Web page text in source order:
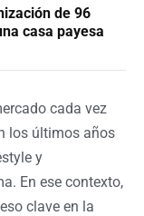
de 96
casa payesa
cada vez
los últimos años
y
En ese contexto,
clave en la